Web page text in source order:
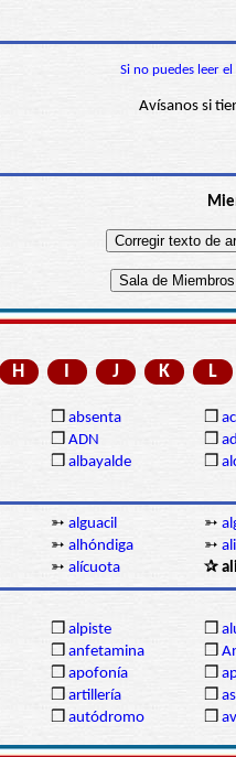
Si no puedes leer
Avísanos si
H I J K L
❒ absenta ❒
❒ ADN ❒
❒ albayalde ❒
➳ alguacil ➳
➳ alhóndiga ➳
➳ alícuota ✰
❒ alpiste ❒
❒ anfetamina ❒
❒ apofonía ❒
❒ artillería ❒
❒ autódromo ❒